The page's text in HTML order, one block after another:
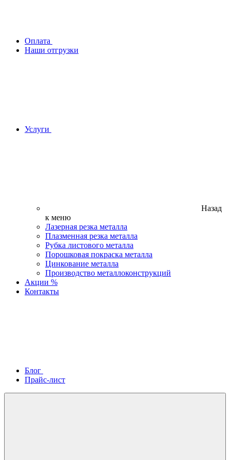
Оплата
Наши отгрузки
Услуги
Назад
к меню
Лазерная резка металла
Плазменная резка металла
Рубка листового металла
Порошковая покраска металла
Цинкование металла
Производство металлоконструкций
Акции %
Контакты
Блог
Прайс-лист